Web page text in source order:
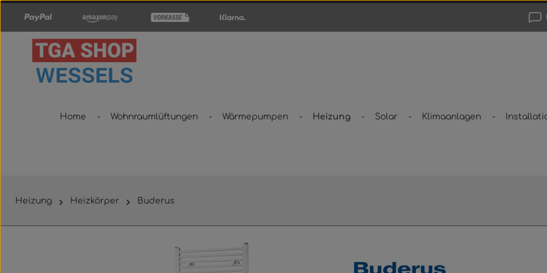
Hauptinhalt springen
Zur Hauptnavigation springen
Home Wohnraumlüftungen Wärmepumpen Heizung Solar Klimaanlagen
Heizung Heizkörper Buderus